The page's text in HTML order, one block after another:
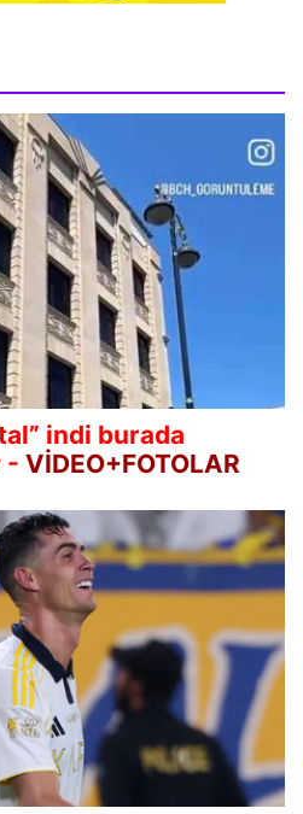
indi burada
- VİDEO+FOTOLAR